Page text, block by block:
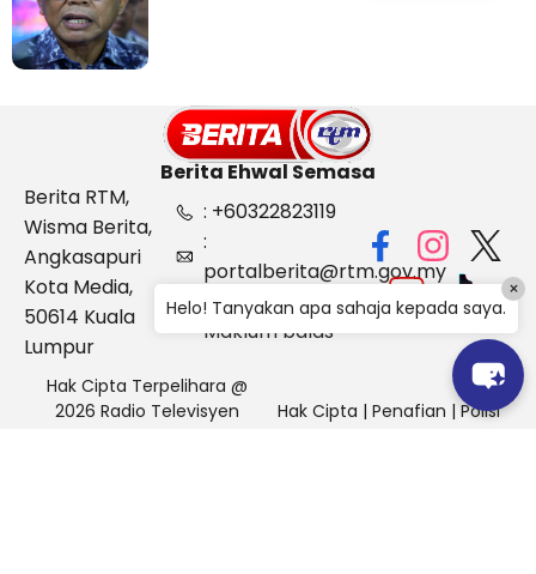
Berita Ehwal Semasa
Berita RTM,
Wisma Berita,
Angkasapuri
Kota Media,
50614 Kuala
Lumpur
: +60322823119
:
portalberita@rtm.gov.my
: Aduan &
Maklum balas
Hak Cipta Terpelihara @
2026 Radio Televisyen
Hak Cipta | Penafian | Polisi
Helo! Tanyakan apa sahaja kepada saya.
×